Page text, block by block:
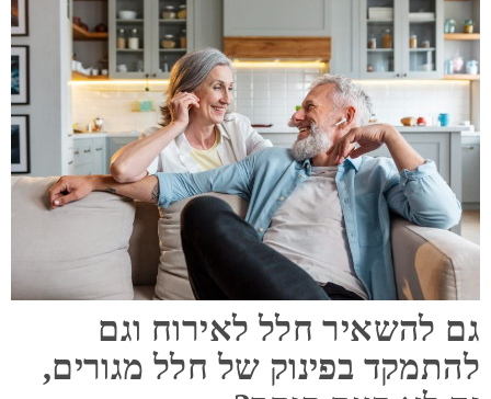
גם להשאיר חלל לאירוח וגם
להתמקד בפינוק של חלל מגורים,